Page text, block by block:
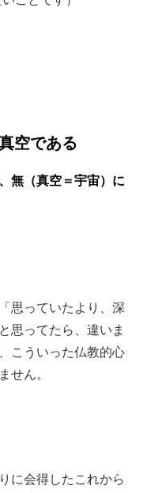
空である
無（真空＝宇宙）に
思っていたより、深
思ってたら、違いま
こういった仏教的心
せん。
に会得したこれから